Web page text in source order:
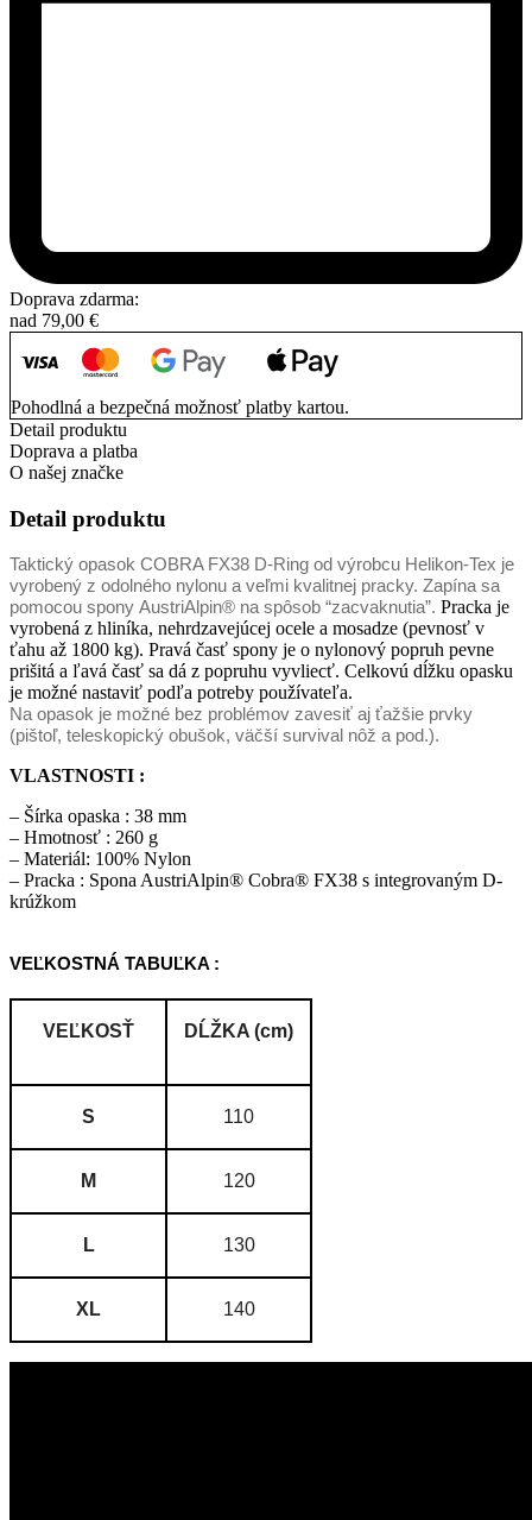
Doprava zdarma:
nad 79,00 €
Pohodlná a bezpečná možnosť platby kartou.
Detail produktu
Doprava a platba
O našej značke
Detail produktu
Taktický opasok COBRA FX38 D-Ring od výrobcu Helikon-Tex je
vyrobený z odolného nylonu a veľmi kvalitnej pracky. Zapína sa
pomocou spony AustriAlpin® na spôsob “zacvaknutia”. Pracka je
vyrobená z hliníka, nehrdzavejúcej ocele a mosadze (pevnosť v
ťahu až 1800 kg). Pravá časť spony je o nylonový popruh pevne
prišitá a ľavá časť sa dá z popruhu vyvliecť. Celkovú dĺžku opasku
je možné nastaviť podľa potreby používateľa.
Na opasok je možné bez problémov zavesiť aj ťažšie prvky
(pištoľ, teleskopický obušok, väčší survival nôž a pod.).
VLASTNOSTI :
– Šírka opaska : 38 mm
– Hmotnosť : 260 g
– Materiál: 100% Nylon
– Pracka : Spona AustriAlpin® Cobra® FX38 s integrovaným D-
krúžkom
VEĽKOSTNÁ TABUĽKA :
VEĽKOSŤ DĹŽKA (cm)
S 110
M 120
L 130
XL 140